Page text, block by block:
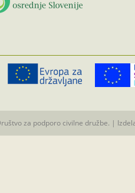
za podporo civilne družbe. |